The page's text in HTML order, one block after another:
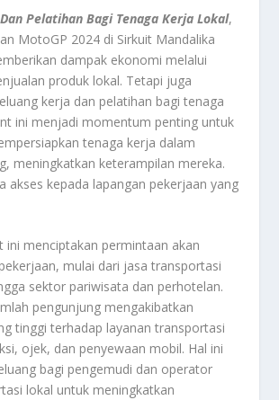
Pelatihan Bagi Tenaga Kerja Lokal,
MotoGP 2024 di Sirkuit Mandalika
dampak ekonomi melalui
produk lokal. Tetapi juga
kerja dan pelatihan bagi tenaga
ini menjadi momentum penting untuk
tenaga kerja dalam
meningkatkan keterampilan mereka.
akses kepada lapangan pekerjaan yang
ini menciptakan permintaan akan
mulai dari jasa transportasi
sektor pariwisata dan perhotelan.
pengunjung mengakibatkan
tinggi terhadap layanan transportasi
ojek, dan penyewaan mobil. Hal ini
bagi pengemudi dan operator
lokal untuk meningkatkan